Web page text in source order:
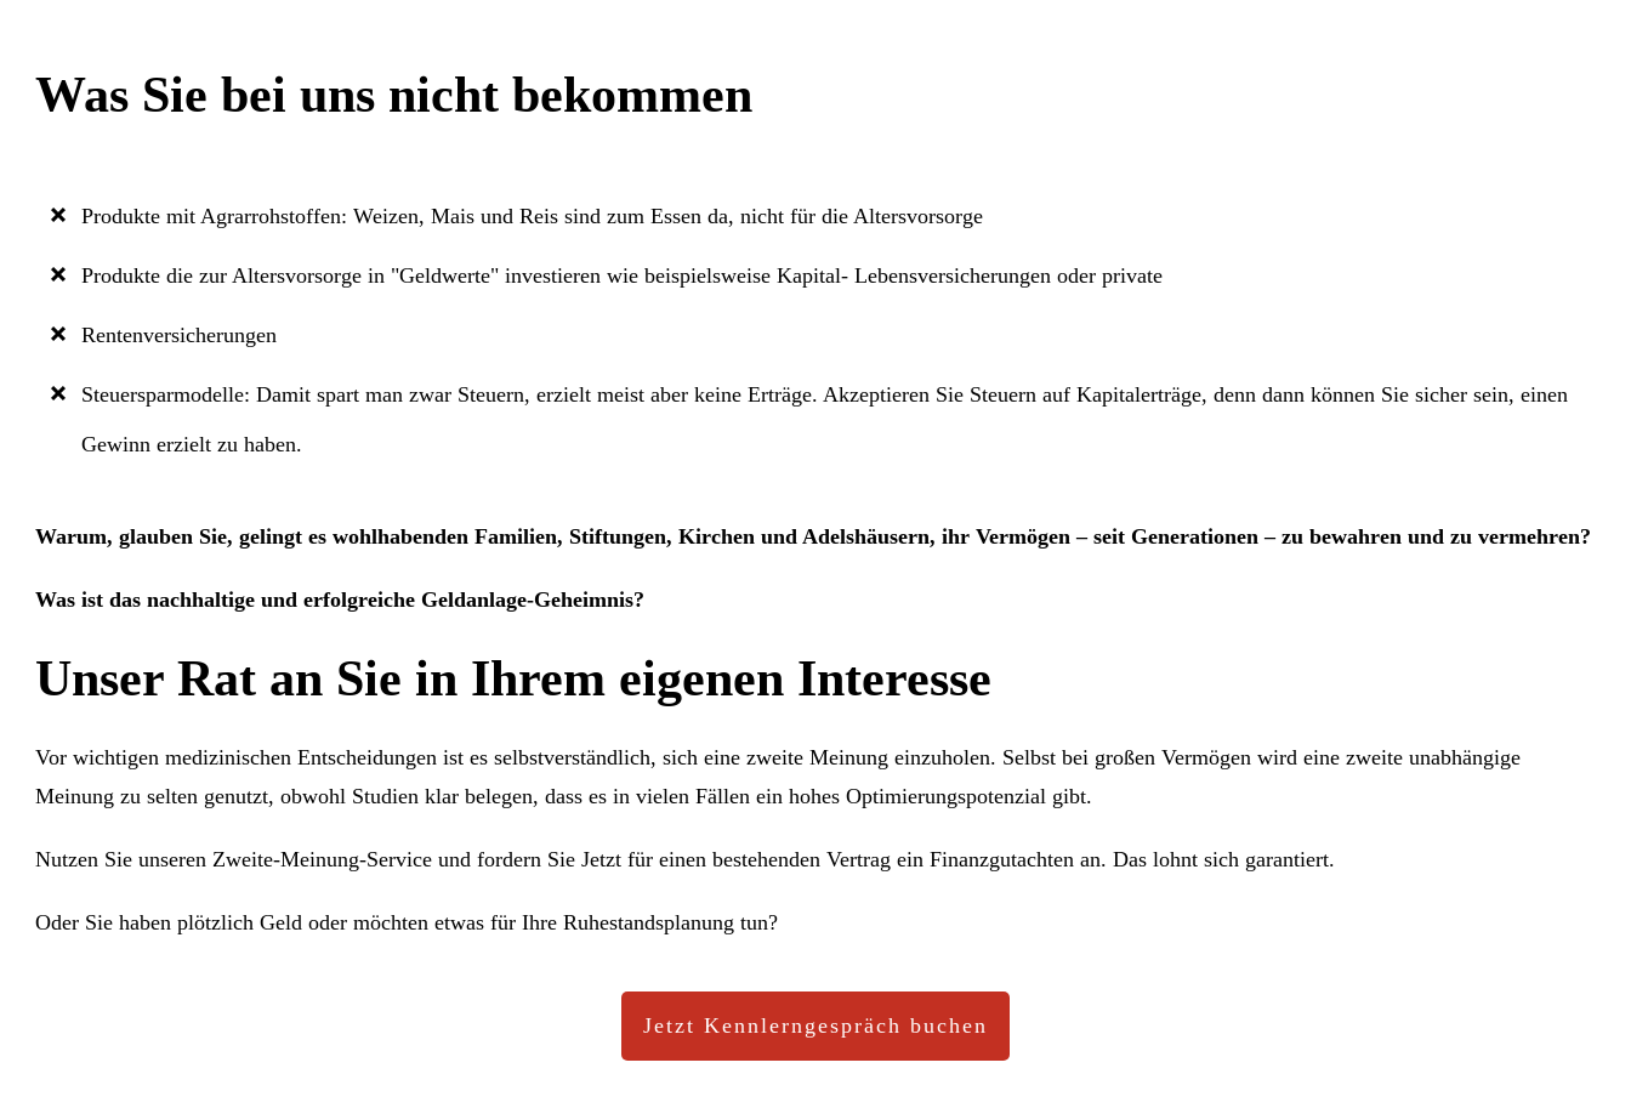
Was Sie bei uns nicht bekommen
Produkte mit Agrarrohstoffen: Weizen, Mais und Reis sind zum Essen da, nicht für die Altersvorsorge
Produkte die zur Altersvorsorge in "Geldwerte" investieren wie beispielsweise Kapital- Lebensversicherungen oder private
Rentenversicherungen
Steuersparmodelle: Damit spart man zwar Steuern, erzielt meist aber keine Erträge. Akzeptieren Sie Steuern auf Kapitalerträge, denn dann können Sie sicher sein, einen
Gewinn erzielt zu haben.
Warum, glauben Sie, gelingt es wohlhabenden Familien, Stiftungen, Kirchen und Adelshäusern, ihr Vermögen – seit Generationen – zu bewahren und zu vermehren?
Was ist das nachhaltige und erfolgreiche Geldanlage-Geheimnis?
Unser Rat an Sie in Ihrem eigenen Interesse
Vor wichtigen medizinischen Entscheidungen ist es selbstverständlich, sich eine zweite Meinung einzuholen. Selbst bei großen Vermögen wird eine zweite unabhängige
Meinung zu selten genutzt, obwohl Studien klar belegen, dass es in vielen Fällen ein hohes Optimierungspotenzial gibt.
Nutzen Sie unseren Zweite-Meinung-Service und fordern Sie Jetzt für einen bestehenden Vertrag ein Finanzgutachten an. Das lohnt sich garantiert.
Oder Sie haben plötzlich Geld oder möchten etwas für Ihre Ruhestandsplanung tun?
Jetzt Kennlerngespräch buchen